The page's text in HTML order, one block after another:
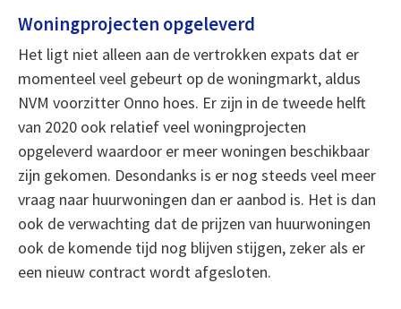
Woningprojecten opgeleverd
Het ligt niet alleen aan de vertrokken expats dat er
momenteel veel gebeurt op de woningmarkt, aldus
NVM voorzitter Onno hoes. Er zijn in de tweede helft
van 2020 ook relatief veel woningprojecten
opgeleverd waardoor er meer woningen beschikbaar
zijn gekomen. Desondanks is er nog steeds veel meer
vraag naar huurwoningen dan er aanbod is. Het is dan
ook de verwachting dat de prijzen van huurwoningen
ook de komende tijd nog blijven stijgen, zeker als er
een nieuw contract wordt afgesloten.